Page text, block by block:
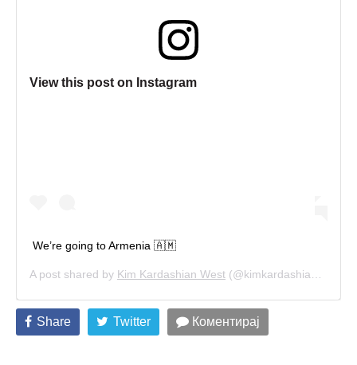
View this post on Instagram
We’re going to Armenia 🇦🇲
A post shared by Kim Kardashian West (@kimkardashian) on
Share Twitter Коментирај